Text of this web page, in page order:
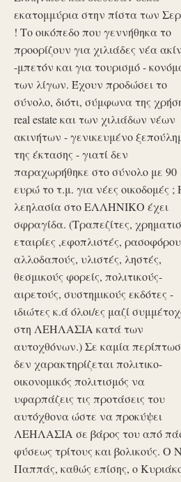
εκατομμύρια στην πίστα των
! Το οικόπεδο που γεννήθηκα το
προορίζουν για χιλιάδες νέα
-μπετόν και για τουρισμό -
των λίγων. Έχουν προδώσει το
σύνολο, διότι, σύμφωνα της
real estate και των χιλιάδων νέων
ακινήτων - γενικευμένο
της έκτασης - γιατί δεν
παραχωρήθηκε στο σύνολο με 90
ευρώ το τ.μ. για νέες οικοδομές ;
λεηλασία στο ΕΛΛΗΝΙΚΟ έχει
σφραγίδα. (Τραπεζίτες,
εταιρίες ,εφοπλιστές,
αλλοδαπούς, υλιστές, ληστές,
θεσμικούς φορείς, πολιτικούς-
αιρετούς, συστημικούς εκδότες -
ιδιώτες κ.ά όλοι/ες μαζί
στη ΛΕΗΛΑΣΙΑ κατά των
αυτοχθόνων.) Σε καμία
δεν χαρακτηρίζεται πολιτικο-
οικονομικός πολιτισμός να
υφαρπάζεις τις προτάσεις του
αυτόχθονα ώστε να προκύψει
ΛΕΗΛΑΣΙΑ σε βάρος του από
φύσεως τρίτους και βολικούς. Ο
Παππάς, καθώς επίσης, ο